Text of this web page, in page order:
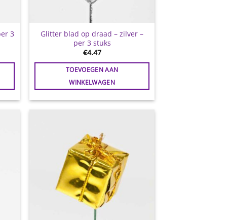
3
Glitter blad op draad – zilver –
per 3 stuks
€4.47
TOEVOEGEN AAN
WINKELWAGEN
wenslijst